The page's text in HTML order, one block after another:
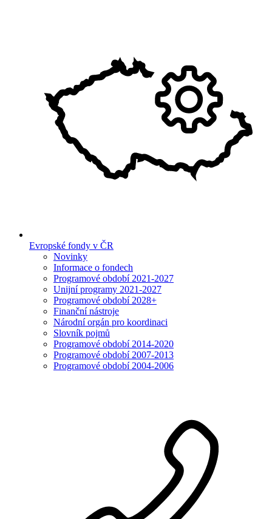
Evropské fondy v ČR
Novinky
Informace o fondech
Programové období 2021-2027
Unijní programy 2021-2027
Programové období 2028+
Finanční nástroje
Národní orgán pro koordinaci
Slovník pojmů
Programové období 2014-2020
Programové období 2007-2013
Programové období 2004-2006